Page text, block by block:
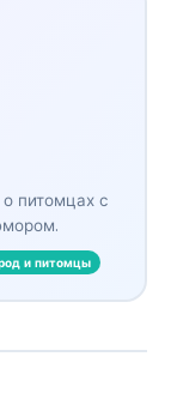
питомцах с
и питомцы